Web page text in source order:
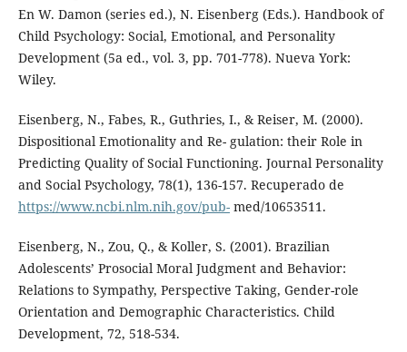
En W. Damon (series ed.), N. Eisenberg (Eds.). Handbook of
Child Psychology: Social, Emotional, and Personality
Development (5a ed., vol. 3, pp. 701-778). Nueva York:
Wiley.
Eisenberg, N., Fabes, R., Guthries, I., & Reiser, M. (2000).
Dispositional Emotionality and Re- gulation: their Role in
Predicting Quality of Social Functioning. Journal Personality
and Social Psychology, 78(1), 136-157. Recuperado de
https://www.ncbi.nlm.nih.gov/pub-med/10653511.
Eisenberg, N., Zou, Q., & Koller, S. (2001). Brazilian
Adolescents’ Prosocial Moral Judgment and Behavior:
Relations to Sympathy, Perspective Taking, Gender-role
Orientation and Demographic Characteristics. Child
Development, 72, 518-534.